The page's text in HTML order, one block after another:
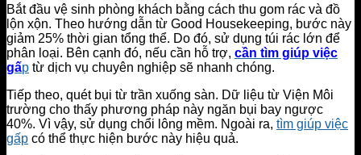
Bắt đầu vệ sinh phòng khách bằng cách thu gom rác và đồ
lộn xộn. Theo hướng dẫn từ Good Housekeeping, bước này
giảm 25% thời gian tổng thể. Do đó, sử dụng túi rác lớn để
phân loại. Bên cạnh đó, nếu cần hỗ trợ, cần tìm giúp việc
gấp từ dịch vụ chuyên nghiệp sẽ nhanh chóng.
Tiếp theo, quét bụi từ trần xuống sàn. Dữ liệu từ Viện Môi
trường cho thấy phương pháp này ngăn bụi bay ngược
40%. Vì vậy, sử dụng chổi lông mềm. Ngoài ra, tìm giúp việc
gấp có thể thực hiện bước này hiệu quả.